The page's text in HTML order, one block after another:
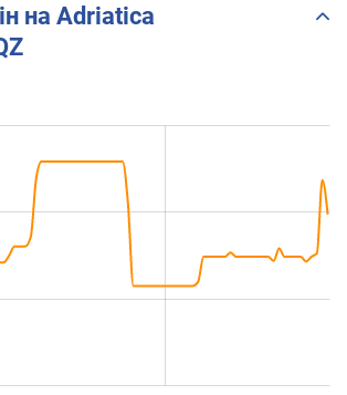
на Adriatica